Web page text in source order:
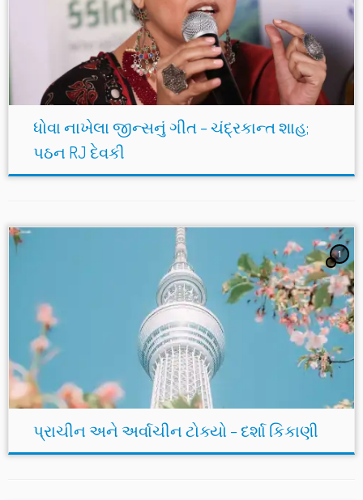
ધોવા નાખેલા જીન્સનું ગીત – ચંદ્રકાન્ત શાહ;
પઠન RJ દેવકી
1
પ્રાચીન અને અર્વાચીન ટોક્યો – દર્શા કિકાણી